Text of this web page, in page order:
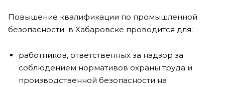
Повышение квалификации по промышленной
безопасности в Хабаровске проводится для:
работников, ответственных за надзор за
соблюдением нормативов охраны труда и
производственной безопасности на